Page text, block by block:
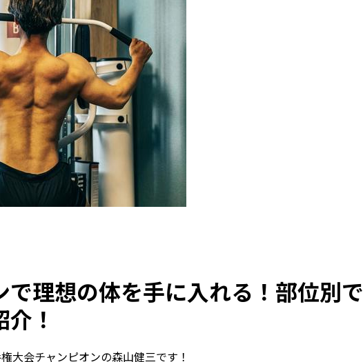
で理想の体を手に入れる！部位別で
！
大会チャンピオンの森山健三です！